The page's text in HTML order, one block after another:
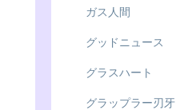
ガス人間
グッドニュース
グラスハート
グラップラー刃牙